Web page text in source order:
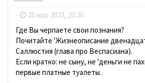
- 25 мар 2023, 23:26
Где Вы черпаете свои познания?
Почитайте 'Жизнеописание
Саллюстия (глава про Веспасиана).
Если кратко: не сыну, не 'деньги не
первые платные туалеты.